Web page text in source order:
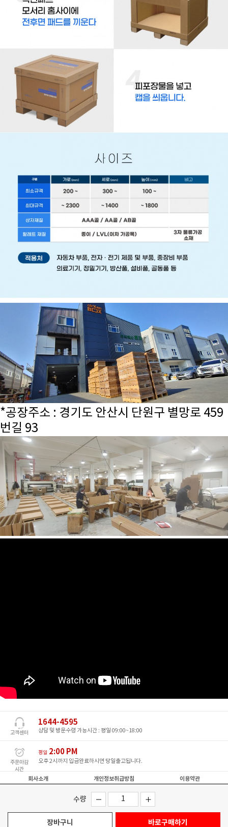
*공장주소 : 경기도 안산시 단원구 별망로 459
번길 93
수량
장바구니 바로구매하기
고객센터
1644-4595
상담 및 방문수령 가능시간 : 평일 09:00~18:00
주문마감
시간
평일 2:00 PM
오후 2시까지 입금완료하시면 당일출고됩니다.
회사소개 개인정보취급방침 이용약관
동명엔지니어링 / 전화 : 1644-4595
팩스 : 02-701-9559 /이메일 : airxen@ireco.kr
사업자등록번호 : 109-04-41591